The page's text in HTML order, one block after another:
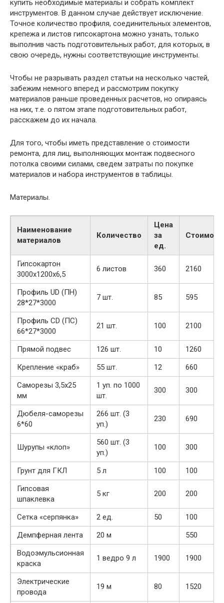
купить необходимые материалы и собрать комплект
инструментов. В данном случае действует исключение.
Точное количество профиля, соединительных элементов,
крепежа и листов гипсокартона можно узнать, только
выполнив часть подготовительных работ, для которых, в
свою очередь, нужны соответствующие инструменты.
Чтобы не разрывать раздел статьи на несколько частей,
забежим немного вперед и рассмотрим покупку
материалов раньше проведенных расчетов, но опираясь
на них, т.е. о пятом этапе подготовительных работ,
расскажем до их начала.
Для того, чтобы иметь представление о стоимости
ремонта, для лиц, выполняющих монтаж подвесного
потолка своими силами, сведем затраты по покупке
материалов и набора инструментов в таблицы.
Материалы.
Наименование
материалов
Количество
Цена
за
ед.
Гипсокартон
3000х1200х6,5
6 листов 360 2160
Профиль UD (ПН)
28*27*3000
7 шт. 85 595
Профиль CD (ПС)
66*27*3000
21 шт. 100 2100
Прямой подвес 126 шт. 10
1260
Крепление «краб»
55 шт. 12
660
Саморезы 3,5х25
мм
1 уп. по 1000
шт.
300 300
Дюбеля-саморезы
6*60
266 шт. (3
уп.)
230 690
Шурупы «клоп»
560 шт. (3
уп.)
100 300
Грунт для ГКЛ 5 л 100
100
Гипсовая
шпаклевка
5 кг 200 200
Сетка «серпянка» 2 ед. 50
100
Демпферная лента
20 м
550
Водоэмульсионная
краска
1 ведро 9 л 1900 1900
Электрические
провода
19 м 80 1520